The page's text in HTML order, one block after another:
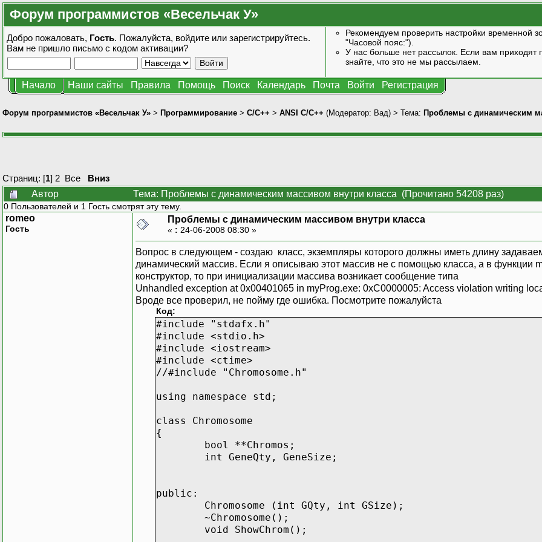
Форум программистов «Весельчак У»
Добро пожаловать, Гость. Пожалуйста, войдите или зарегистрируйтесь.
Вам не пришло письмо с кодом активации?
Рекомендуем проверить настройки
"Часовой пояс:").
У нас больше нет рассылок. Если вам
знайте, что это не мы рассылаем.
Начало Наши сайты Правила Помощь Поиск Календарь Почта Войти Регистрация
Форум программистов «Весельчак У» > Программирование > C/C++ > ANSI С/С++ (Модератор: Вад) > Тема: Проблемы с динамическим
Страниц: [1] 2 Все Вниз
Автор
Тема: Проблемы с динамическим массивом внутри класса (Прочитано 54208 раз)
0 Пользователей и 1 Гость смотрят эту тему.
romeo
Гость
Проблемы с динамическим массивом внутри класса
« : 24-06-2008 08:30 »
Вопрос в следующем - создаю класс, экземпляры которого должны иметь длину
динамический массив. Если я описываю этот массив не с помощью класса, а в функции
конструктор, то при инициализации массива возникает сообщение типа
Unhandled exception at 0x00401065 in myProg.exe: 0xC0000005: Access violation writing
Вроде все проверил, не пойму где ошибка. Посмотрите пожалуйста
Код:
#include "stdafx.h"
#include <stdio.h>
#include <iostream>
#include <ctime>
//#include "Chromosome.h"
using namespace std;
class Chromosome
{
bool **Chromos;
int GeneQty, GeneSize;
public:
Chromosome (int GQty, int GSize);
~Chromosome();
void ShowChrom();